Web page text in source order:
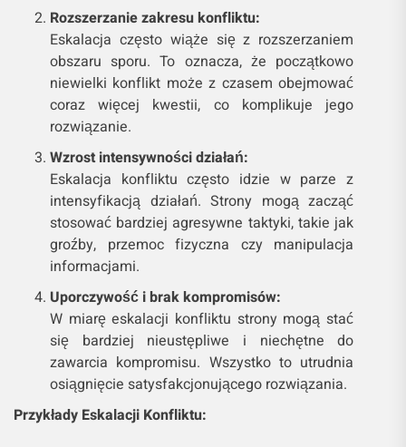
Rozszerzanie zakresu konfliktu:
Eskalacja często wiąże się z rozszerzaniem
obszaru sporu. To oznacza, że początkowo
niewielki konflikt może z czasem obejmować
coraz więcej kwestii, co komplikuje jego
rozwiązanie.
Wzrost intensywności działań:
Eskalacja konfliktu często idzie w parze z
intensyfikacją działań. Strony mogą zacząć
stosować bardziej agresywne taktyki, takie jak
groźby, przemoc fizyczna czy manipulacja
informacjami.
Uporczywość i brak kompromisów:
W miarę eskalacji konfliktu strony mogą stać
się bardziej nieustępliwe i niechętne do
zawarcia kompromisu. Wszystko to utrudnia
osiągnięcie satysfakcjonującego rozwiązania.
Przykłady Eskalacji Konfliktu: